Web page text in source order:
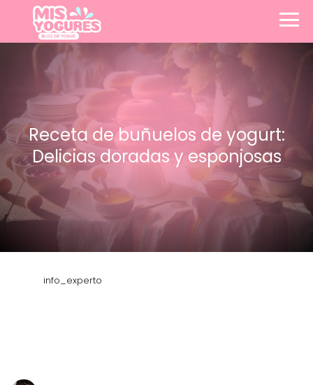
Receta de buñuelos de yogurt:
Delicias doradas y esponjosas
info_experto